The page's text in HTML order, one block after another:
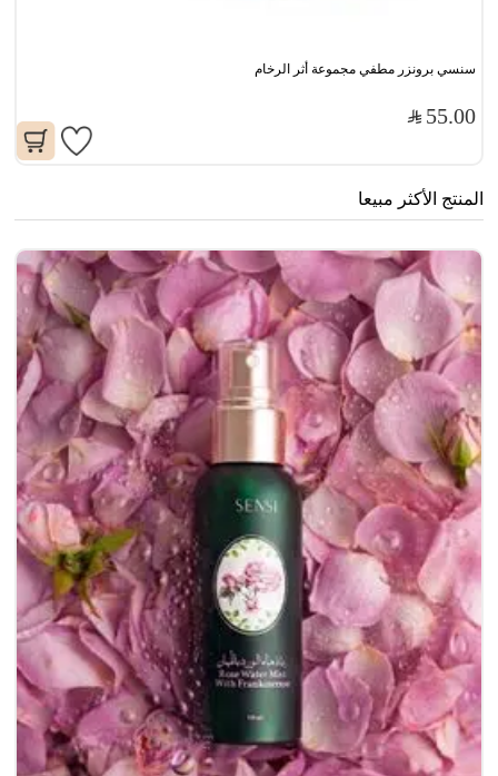
سنسي برونزر مطفي مجموعة أثر الرخام
55.00
المنتج الأكثر مبيعا